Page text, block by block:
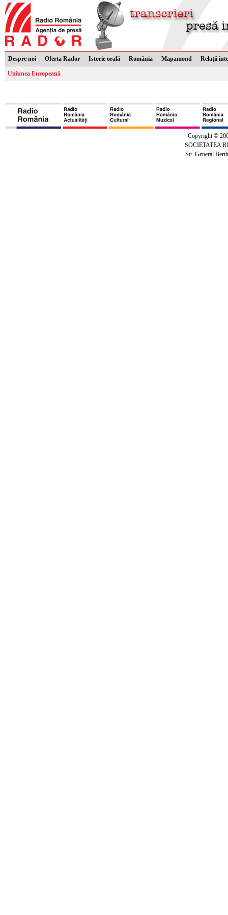
Despre noi Oferta Rador Istorie orală România Mapamond Relaţii
Uniunea Europeană
Copyright ©
SOCIETATEA
Str. General